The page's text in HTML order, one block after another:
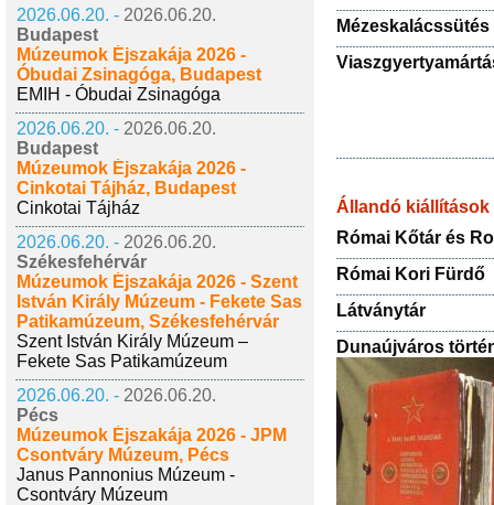
2026.06.20. - 2026.06.20.
Budapest
Múzeumok Éjszakája 2026 -
Óbudai Zsinagóga, Budapest
EMIH - Óbudai Zsinagóga
2026.06.20. - 2026.06.20.
Budapest
Múzeumok Éjszakája 2026 -
Cinkotai Tájház, Budapest
Cinkotai Tájház
2026.06.20. - 2026.06.20.
Székesfehérvár
Múzeumok Éjszakája 2026 - Szent
István Király Múzeum - Fekete Sas
Patikamúzeum, Székesfehérvár
Szent István Király Múzeum –
Fekete Sas Patikamúzeum
2026.06.20. - 2026.06.20.
Pécs
Múzeumok Éjszakája 2026 - JPM
Csontváry Múzeum, Pécs
Janus Pannonius Múzeum -
Csontváry Múzeum
Mézeskalácssütés
Állandó kiállítások
Római Kőtár és
Római Kori Fürdő
Látványtár
Dunaújváros